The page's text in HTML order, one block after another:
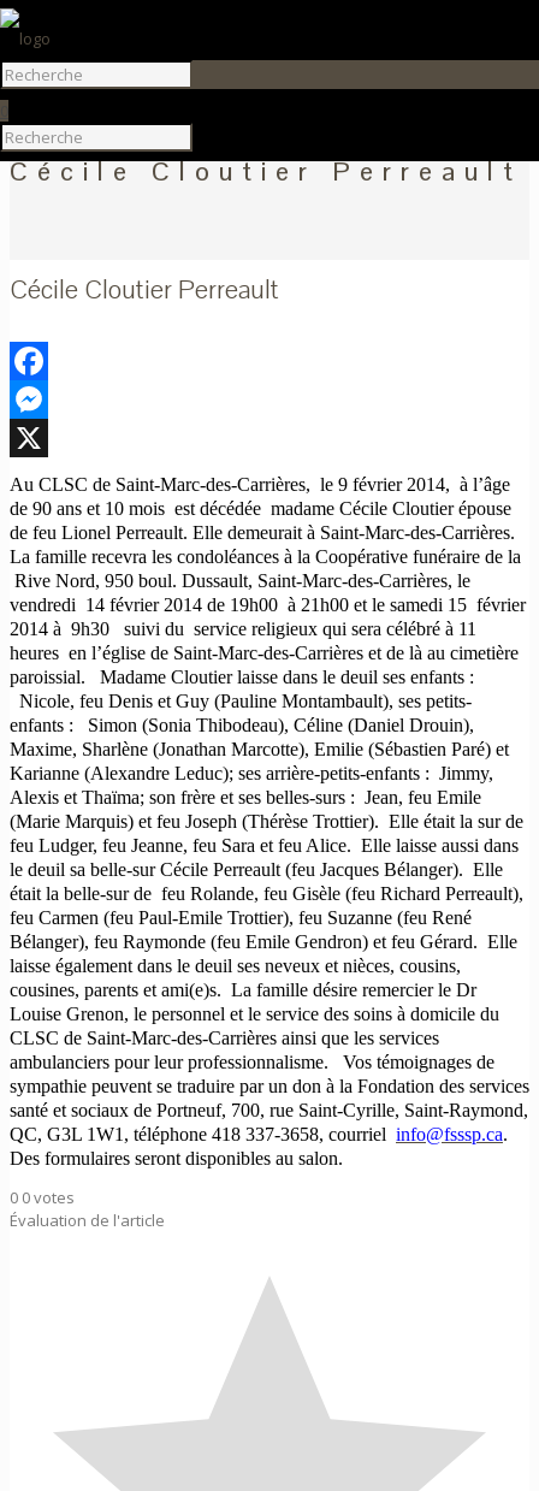
Cécile Cloutier Perreault
Cécile Cloutier Perreault
Facebook
Messenger
X
Au CLSC de Saint-Marc-des-Carrières, le 9 février 2014, à l’âge
de 90 ans et 10 mois est décédée madame Cécile Cloutier épouse
de feu Lionel Perreault. Elle demeurait à Saint-Marc-des-Carrières.
La famille recevra les condoléances à la Coopérative funéraire de la
Rive Nord, 950 boul. Dussault, Saint-Marc-des-Carrières, le
vendredi 14 février 2014 de 19h00 à 21h00 et le samedi 15 février
2014 à 9h30 suivi du service religieux qui sera célébré à 11
heures en l’église de Saint-Marc-des-Carrières et de là au cimetière
paroissial. Madame Cloutier laisse dans le deuil ses enfants :
Nicole, feu Denis et Guy (Pauline Montambault), ses petits-
enfants : Simon (Sonia Thibodeau), Céline (Daniel Drouin),
Maxime, Sharlène (Jonathan Marcotte), Emilie (Sébastien Paré) et
Karianne (Alexandre Leduc); ses arrière-petits-enfants : Jimmy,
Alexis et Thaïma; son frère et ses belles-surs : Jean, feu Emile
(Marie Marquis) et feu Joseph (Thérèse Trottier). Elle était la sur de
feu Ludger, feu Jeanne, feu Sara et feu Alice. Elle laisse aussi dans
le deuil sa belle-sur Cécile Perreault (feu Jacques Bélanger). Elle
était la belle-sur de feu Rolande, feu Gisèle (feu Richard Perreault),
feu Carmen (feu Paul-Emile Trottier), feu Suzanne (feu René
Bélanger), feu Raymonde (feu Emile Gendron) et feu Gérard. Elle
laisse également dans le deuil ses neveux et nièces, cousins,
cousines, parents et ami(e)s. La famille désire remercier le Dr
Louise Grenon, le personnel et le service des soins à domicile du
CLSC de Saint-Marc-des-Carrières ainsi que les services
ambulanciers pour leur professionnalisme. Vos témoignages de
sympathie peuvent se traduire par un don à la Fondation des services
santé et sociaux de Portneuf, 700, rue Saint-Cyrille, Saint-Raymond,
QC, G3L 1W1, téléphone 418 337-3658, courriel info@fsssp.ca.
Des formulaires seront disponibles au salon.
0 0votes
Évaluation de l'article